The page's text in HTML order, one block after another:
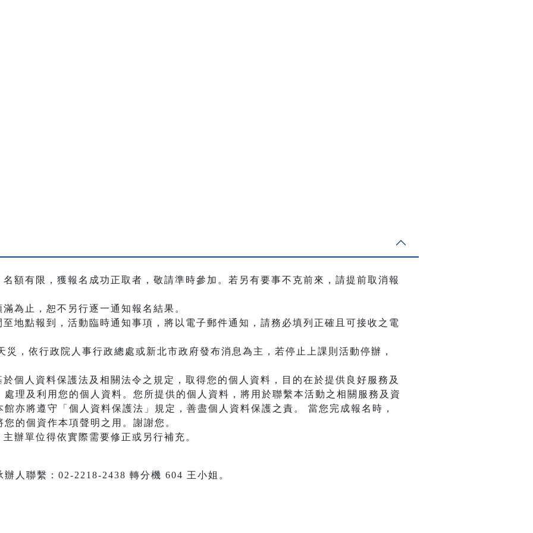
額有限，獲報名成功正取者，敬請準時參加。若另有要事不克前來，請提前取消報
為止，恕不另行逐一通知報名結果。
地點報到，活動臨時通知事項，將以電子郵件通知，請務必填列正確且可接收之電
災，依行政院人事行政總處或新北市政府發布消息為主，若停止上課則活動停辦，
個人資料保護法及相關法令之規定，取得您的個人資料，目的在於提供良好服務及
理及利用您的個人資料。您所提供的個人資料，將用於聯繫本活動之相關服務及資
亦將遵守「個人資料保護法」規定，善盡個人資料保護之責。 當您完成報名時，
的個資作本項聲明之用。謝謝您。
辦單位得依實際需要修正或另行補充。
人聯繫：02-2218-2438 轉分機 604 王小姐。